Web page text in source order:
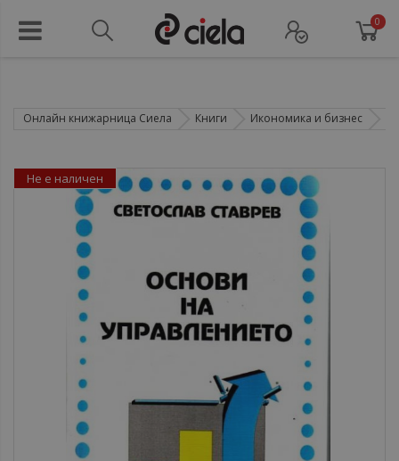
0
Онлайн книжарница Сиела Книги Икономика и бизнес
Не е наличен